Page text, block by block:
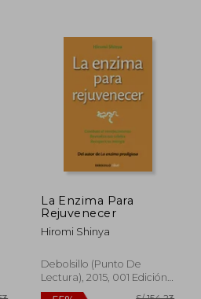
Rápido
La Enzima Para
Rejuvenecer
Hiromi Shinya
Debolsillo (Punto De
Lectura), 2015, 001 Edición,
Tapa Blanda, Nuevo